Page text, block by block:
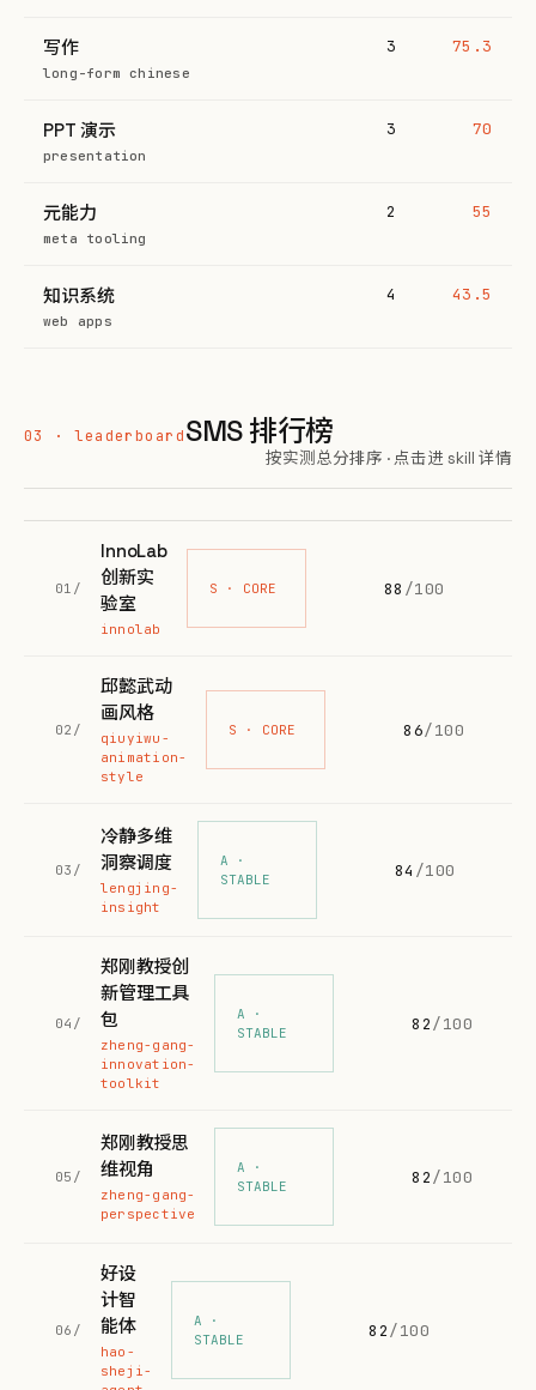
写作
long-form chinese
3 75.3
PPT 演示
presentation
3 70
元能力
meta tooling
2 55
知识系统
web apps
4 43.5
03 · leaderboardSMS 排行榜
按实测总分排序 · 点击进 skill 详情
01/
InnoLab
创新实
验室
innolab
S · CORE 88 /100
02/
邱懿武动
画风格
qiuyiwu-
animation-
style
S · CORE 86/100
03/
冷静多维
洞察调度
lengjing-
insight
A ·
STABLE
84 /100
04/
郑刚教授创
新管理工具
包
zheng-gang-
innovation-
toolkit
A ·
STABLE
82/100
05/
郑刚教授思
维视角
zheng-gang-
perspective
A ·
STABLE
82/100
06/
好设
计智
能体
hao-
sheji-
A ·
STABLE
82/100